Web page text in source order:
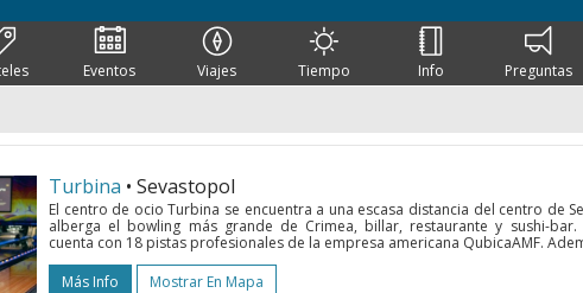
Eventos Viajes Tiempo Info Preguntas
Turbina • Sevastopol
El centro de ocio Turbina se encuentra a una escasa distancia del centro de
alberga el bowling más grande de Crimea, billar, restaurante y sushi-bar.
cuenta con 18 pistas profesionales de la empresa americana QubicaAMF.
Más Info
Mostrar En Mapa